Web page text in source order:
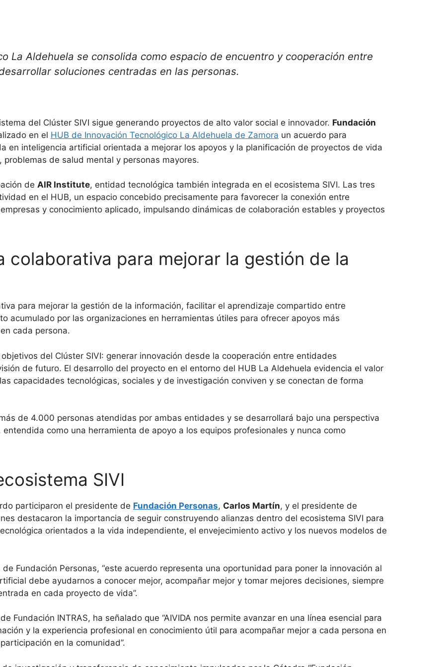
La Aldehuela se consolida como espacio de encuentro y cooperación entre
soluciones centradas en las personas.
del Clúster SIVI sigue generando proyectos de alto valor social e innovador. Fundación
en el HUB de Innovación Tecnológico La Aldehuela de Zamora un acuerdo para
en inteligencia artificial orientada a mejorar los apoyos y la planificación de proyectos de vida
de salud mental y personas mayores.
de AIR Institute, entidad tecnológica también integrada en el ecosistema SIVI. Las tres
en el HUB, un espacio concebido precisamente para favorecer la conexión entre
y conocimiento aplicado, impulsando dinámicas de colaboración estables y proyectos
colaborativa para mejorar la gestión de la
para mejorar la gestión de la información, facilitar el aprendizaje compartido entre
acumulado por las organizaciones en herramientas útiles para ofrecer apoyos más
cada persona.
del Clúster SIVI: generar innovación desde la cooperación entre entidades
de futuro. El desarrollo del proyecto en el entorno del HUB La Aldehuela evidencia el valor
capacidades tecnológicas, sociales y de investigación conviven y se conectan de forma
de 4.000 personas atendidas por ambas entidades y se desarrollará bajo una perspectiva
como una herramienta de apoyo a los equipos profesionales y nunca como
SIVI
participaron el presidente de Fundación Personas, Carlos Martín, y el presidente de
destacaron la importancia de seguir construyendo alianzas dentro del ecosistema SIVI para
orientados a la vida independiente, el envejecimiento activo y los nuevos modelos de
Fundación Personas, “este acuerdo representa una oportunidad para poner la innovación al
debe ayudarnos a conocer mejor, acompañar mejor y tomar mejores decisiones, siempre
en cada proyecto de vida”.
Fundación INTRAS, ha señalado que “AIVIDA nos permite avanzar en una línea esencial para
y la experiencia profesional en conocimiento útil para acompañar mejor a cada persona en
en la comunidad”.